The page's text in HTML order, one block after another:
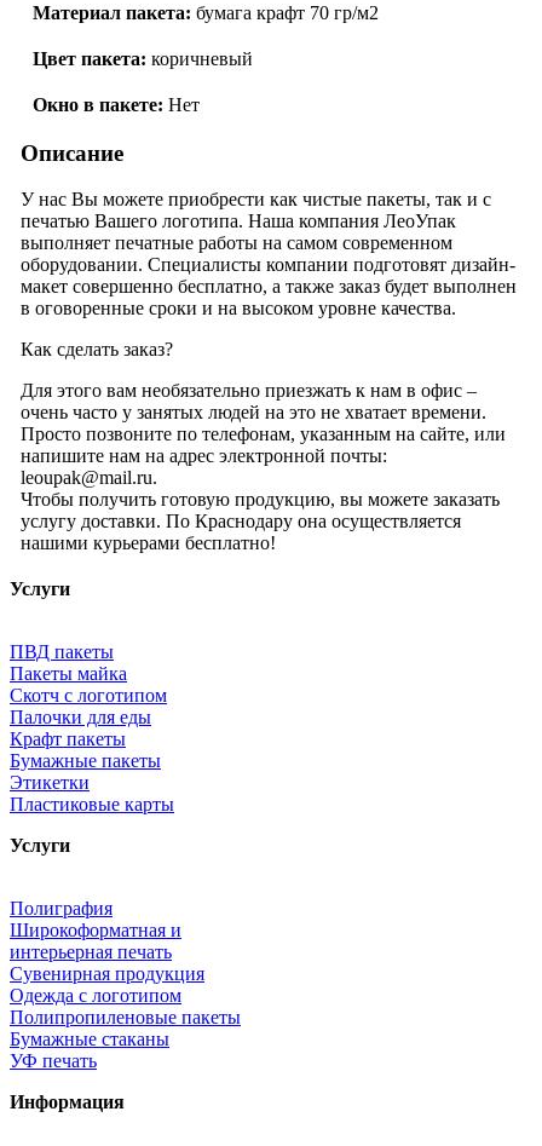
Материал пакета: бумага крафт 70 гр/м2
Цвет пакета: коричневый
Окно в пакете: Нет
Описание
У нас Вы можете приобрести как чистые пакеты, так и с
печатью Вашего логотипа. Наша компания ЛеоУпак
выполняет печатные работы на самом современном
оборудовании. Специалисты компании подготовят дизайн-
макет совершенно бесплатно, а также заказ будет выполнен
в оговоренные сроки и на высоком уровне качества.
Как сделать заказ?
Для этого вам необязательно приезжать к нам в офис –
очень часто у занятых людей на это не хватает времени.
Просто позвоните по телефонам, указанным на сайте, или
напишите нам на адрес электронной почты:
leoupak@mail.ru.
Чтобы получить готовую продукцию, вы можете заказать
услугу доставки. По Краснодару она осуществляется
нашими курьерами бесплатно!
Услуги
ПВД пакеты
Пакеты майка
Скотч с логотипом
Палочки для еды
Крафт пакеты
Бумажные пакеты
Этикетки
Пластиковые карты
Услуги
Полиграфия
Широкоформатная и
интерьерная печать
Сувенирная продукция
Одежда с логотипом
Полипропиленовые пакеты
Бумажные стаканы
УФ печать
Информация